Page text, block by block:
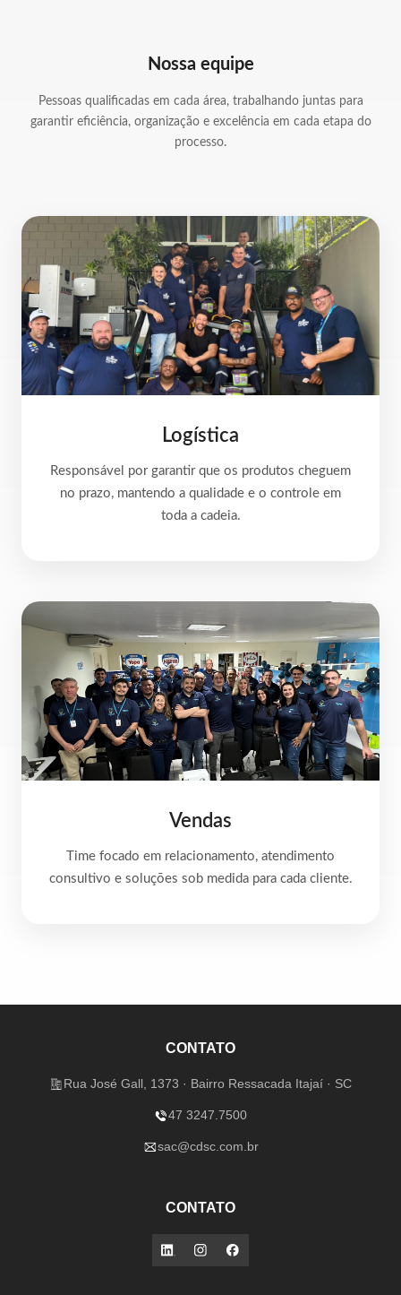
Nossa equipe
Pessoas qualificadas em cada área, trabalhando juntas para
garantir eficiência, organização e excelência em cada etapa do
processo.
Logística
Responsável por garantir que os produtos cheguem
no prazo, mantendo a qualidade e o controle em
toda a cadeia.
Vendas
Time focado em relacionamento, atendimento
consultivo e soluções sob medida para cada cliente.
CONTATO
Rua José Gall, 1373 · Bairro Ressacada Itajaí · SC
47 3247.7500
sac@cdsc.com.br
CONTATO